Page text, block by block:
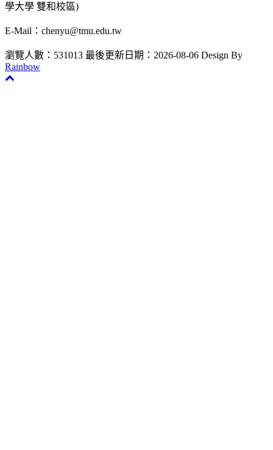
學大學 雙和校區)
E-Mail：chenyu@tmu.edu.tw
瀏覽人數：531013 最後更新日期：2026-08-06 Design By
Rainbow